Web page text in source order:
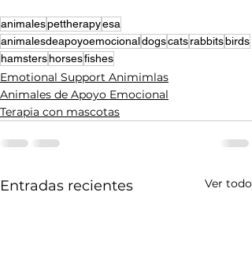
animalespettherapyesa
animalesdeapoyoemocionaldogscatsrabbitsbirds
hamstershorsesfishes
Emotional Support Animimlas
Animales de Apoyo Emocional
Terapia con mascotas
Entradas recientes Ver todo